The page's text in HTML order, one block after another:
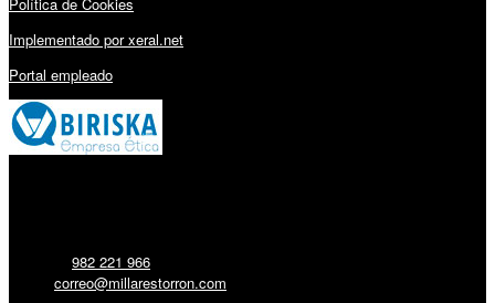
Implementado por xeral.net
Portal empleado
982 221 966
correo@millarestorron.com